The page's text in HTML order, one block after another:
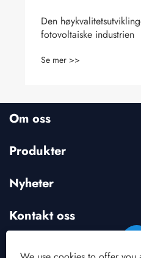
Den
fotovoltaiske industrien
Se mer >>
Om oss
Produkter
Nyheter
Kontakt oss